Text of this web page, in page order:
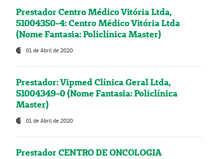
Prestador Centro Médico Vitória Ltda,
51004350-4: Centro Médico Vitória Ltda
(Nome Fantasia: Policlínica Master)
01 de Abril de 2020
Prestador: Vipmed Clínica Geral Ltda,
51004349-0 (Nome Fantasia: Policlínica
Master)
01 de Abril de 2020
Prestador CENTRO DE ONCOLOGIA